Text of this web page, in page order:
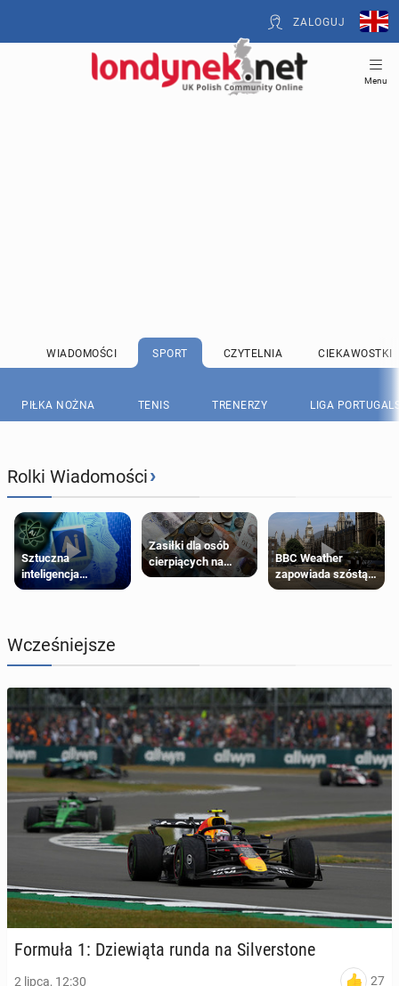
ZALOGUJ
Menu
WIADOMOŚCI SPORT CZYTELNIA CIEKAWOSTKI
PIŁKA NOŻNA TENIS TRENERZY LIGA
Rolki Wiadomości›
Sztuczna
inteligencja
próbowała oszukać
Zasiłki dla osób
cierpiących na
schorzenia
BBC Weather
zapowiada szóstą
falę upałów w
Wcześniejsze
Formuła 1: Dzie­wią­ta runda na Si­lver­sto­ne
2 lipca, 12:30 27